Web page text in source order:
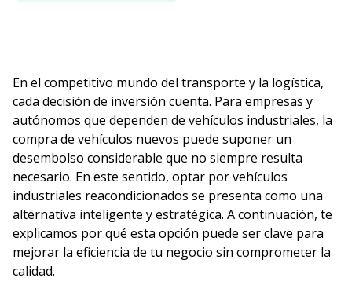
En el competitivo mundo del transporte y la logística,
cada decisión de inversión cuenta. Para empresas y
autónomos que dependen de vehículos industriales, la
compra de vehículos nuevos puede suponer un
desembolso considerable que no siempre resulta
necesario. En este sentido, optar por vehículos
industriales reacondicionados se presenta como una
alternativa inteligente y estratégica. A continuación, te
explicamos por qué esta opción puede ser clave para
mejorar la eficiencia de tu negocio sin comprometer la
calidad.